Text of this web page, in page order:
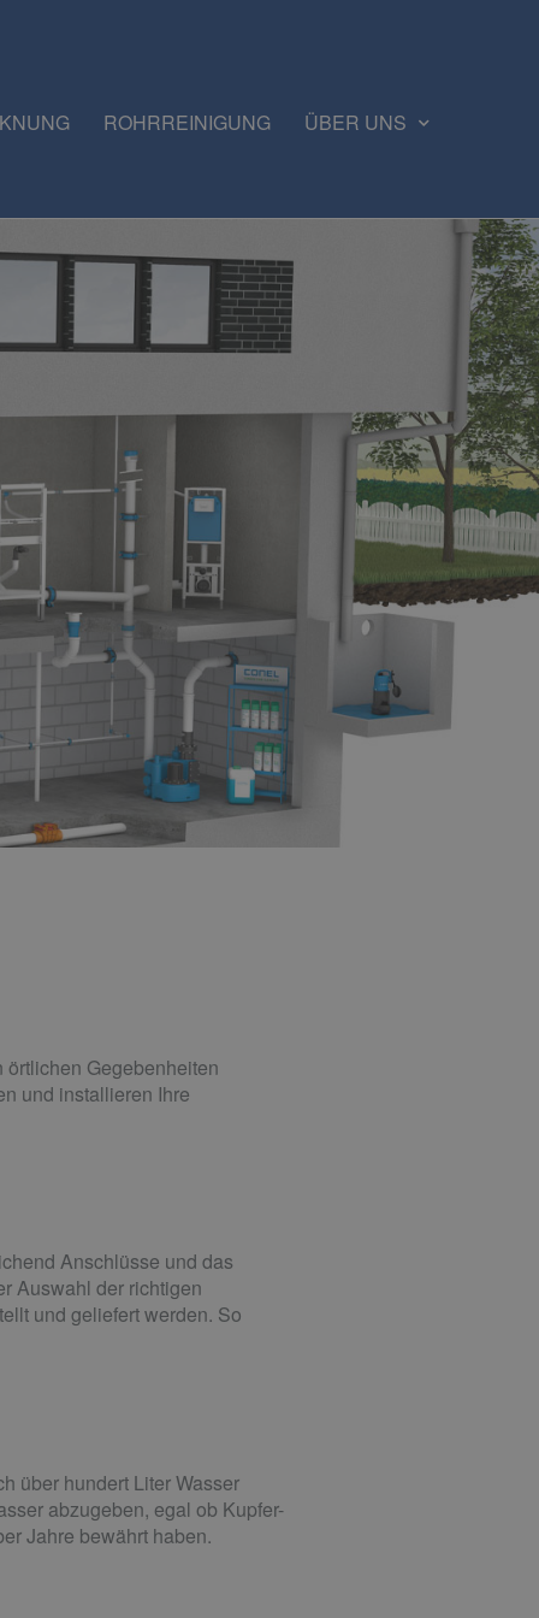
ROHRREINIGUNG ÜBER UNS
Gegebenheiten
und installieren Ihre
Anschlüsse und das
Auswahl der richtigen
und geliefert werden. So
über hundert Liter Wasser
abzugeben, egal ob Kupfer-
Jahre bewährt haben.